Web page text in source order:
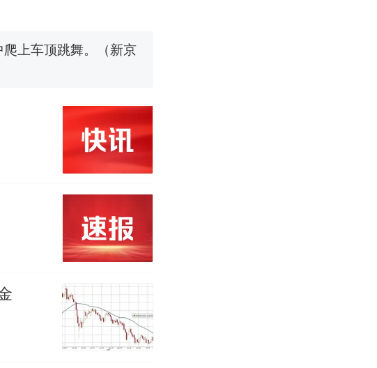
长辞职信流传，院方
信来源；曾用手绘图
石块投向移民引争议，